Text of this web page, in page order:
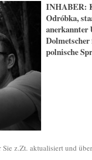
INHABER:
Odróbka,
anerkannter
polnische
z.Zt. aktualisiert und